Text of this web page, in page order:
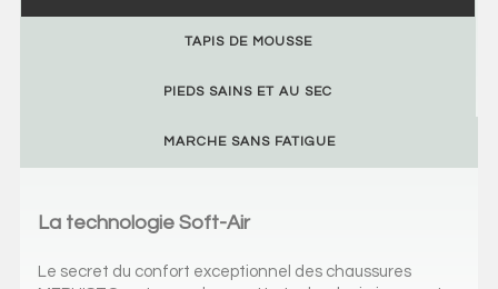
La technologie Soft-Air
Le secret du confort exceptionnel des chaussures
TAPIS DE MOUSSE
PIEDS SAINS ET AU SEC
MARCHE SANS FATIGUE